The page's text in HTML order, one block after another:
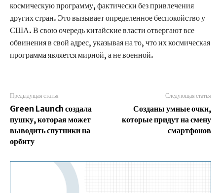
космическую программу, фактически без привлечения
других стран. Это вызывает определенное беспокойство у
США. В свою очередь китайские власти отвергают все
обвинения в свой адрес, указывая на то, что их космическая
программа является мирной, а не военной.
Предыдущая статья
Green Launch создала
пушку, которая может
выводить спутники на
орбиту
Следующая статья
Созданы умные очки,
которые придут на смену
смартфонов